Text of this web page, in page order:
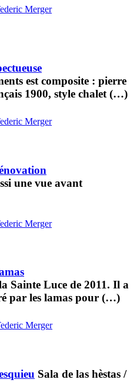
Merger
est composite : pierre
1900, style chalet (…)
Merger
une vue avant
Merger
Sainte Luce de 2011. Il a
par les lamas pour (…)
Merger
Sala de las hèstas /